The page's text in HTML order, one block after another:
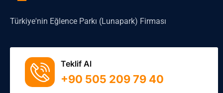
Türkiye'nin Eğlence Parkı (Lunapark) Firması
Teklif Al
+90 505 209 79 40